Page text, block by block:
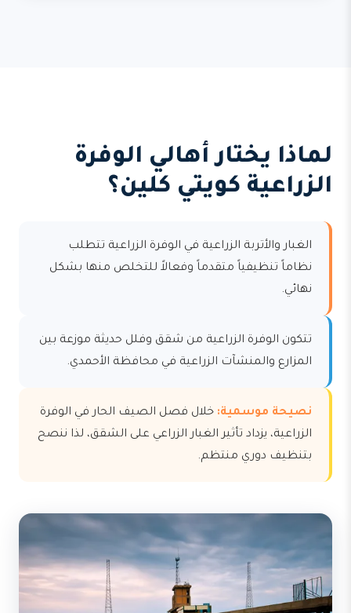
لماذا يختار أهالي الوفرة
الزراعية كويتي كلين؟
الغبار والأتربة الزراعية في الوفرة الزراعية تتطلب
نظاماً تنظيفياً متقدماً وفعالاً للتخلص منها بشكل
نهائي.
تتكون الوفرة الزراعية من شقق وفلل حديثة موزعة بين
المزارع والمنشآت الزراعية في محافظة الأحمدي.
نصيحة موسمية: خلال فصل الصيف الحار في الوفرة
الزراعية، يزداد تأثير الغبار الزراعي على الشقق، لذا ننصح
بتنظيف دوري منتظم.